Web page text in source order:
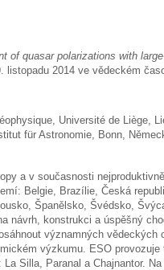
of quasar polarizations with
listopadu 2014 ve vědeckém
Université de Liège,
für Astronomie, Bonn,
a v současnosti
Belgie, Brazílie, Česká
Španělsko, Švédsko,
návrh, konstrukci a úspěšný
významných vědeckých
výzkumu. ESO provozuje
Silla, Paranal a Chajnantor. Na